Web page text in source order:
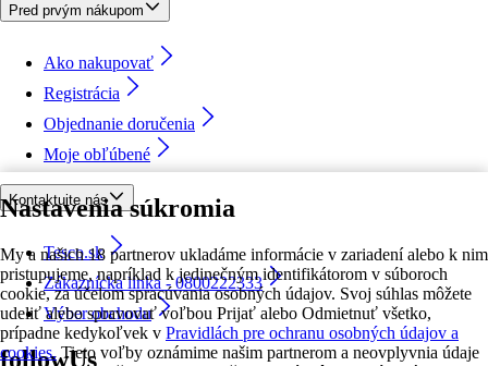
Nastavenia súkromia
My a našich 18 partnerov ukladáme informácie v zariadení alebo k nim
pristupujeme, napríklad k jedinečným identifikátorom v súboroch
cookie, za účelom spracúvania osobných údajov. Svoj súhlas môžete
udeliť alebo spravovať voľbou Prijať alebo Odmietnuť všetko,
prípadne kedykoľvek v Pravidlách pre ochranu osobných údajov a
cookies. Tieto voľby oznámime našim partnerom a neovplyvnia údaje
Pred prvým nákupom
Ako nakupovať
Registrácia
Objednanie doručenia
Moje obľúbené
Kontaktujte nás
Tesco.sk
Zákaznícka linka - 0800222333
Výber obchodu
followUs